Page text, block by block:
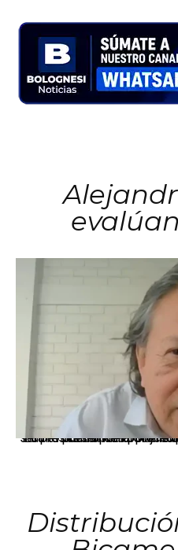
La presidenta Keiko Fujimori informó que la solicitud de indulto presentada por el expresidente